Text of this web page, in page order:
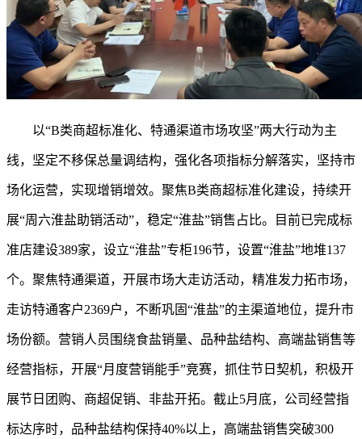
以“B类商超标准化、特通渠道市场攻坚”两大行动为主
线，坚定不移保总量调结构，强化各项指标分解落实，坚持市
场化运营，实现增销增效。聚焦B类商超标准化建设，持续开
展“周六淮盐助销活动”，稳定“淮盐”销售占比。目前已完成标
准店建设389家，设立“淮盐”专柜196节，设置“淮盐”地堆137
个。聚焦特通渠道，开展市场大走访活动，精准发力拓市场，
走访特通客户2369户，不断巩固“淮盐”的主渠道地位，提升市
场份额。营销人员围绕食盐销量、品种盐结构、高端盐销售等
经营指标，开展“月度营销能手”竞赛，抓住节日契机，积极开
展节日团购、商超促销、非盐开拓。截止5月底，公司经营指
标达序时，品种盐结构保持40%以上，高端盐销售突破300